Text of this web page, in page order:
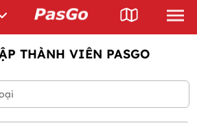
THÀNH VIÊN PASGO